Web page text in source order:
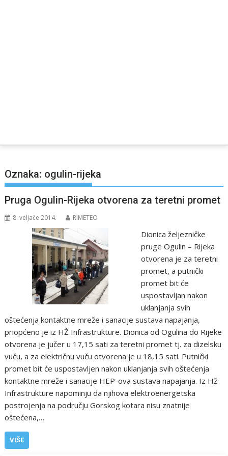
Oznaka: ogulin-rijeka
Pruga Ogulin-Rijeka otvorena za teretni promet
8. veljače 2014. RIMETEO
Dionica željezničke
pruge Ogulin – Rijeka
otvorena je za teretni
promet, a putnički
promet bit će
uspostavljan nakon
uklanjanja svih
oštećenja kontaktne mreže i sanacije sustava napajanja,
priopćeno je iz HŽ Infrastrukture. Dionica od Ogulina do Rijeke
otvorena je jučer u 17,15 sati za teretni promet tj. za dizelsku
vuču, a za električnu vuču otvorena je u 18,15 sati. Putnički
promet bit će uspostavljen nakon uklanjanja svih oštećenja
kontaktne mreže i sanacije HEP-ova sustava napajanja. Iz Hž
Infrastrukture napominju da njihova elektroenergetska
postrojenja na području Gorskog kotara nisu znatnije
oštećena,…
VIŠE